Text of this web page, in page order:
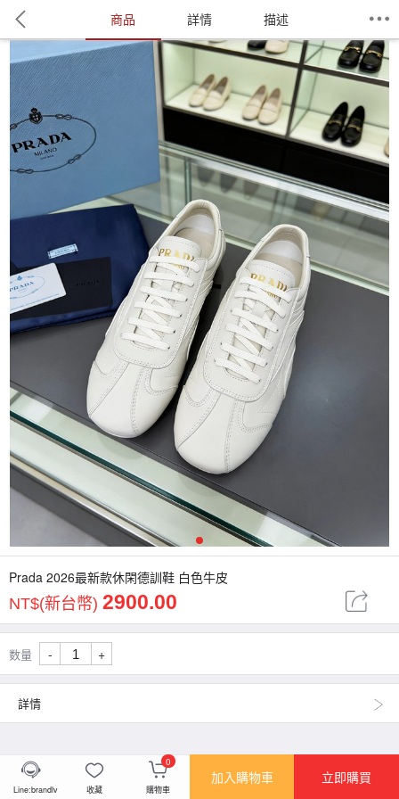
商品 詳情 描述
1
Prada 2026最新款休閑德訓鞋 白色牛皮
NT$(新台幣) 2900.00
数量 - +
詳情
Line:brandlv 收藏
0
購物車
加入購物車 立即購買